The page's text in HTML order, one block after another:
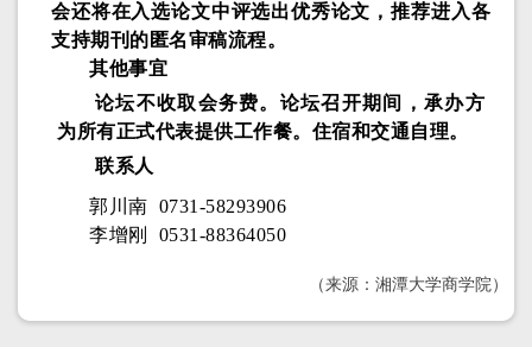
会还将在入选论文中评选出优秀论文，推荐进入各
支持期刊的匿名审稿流程。
其他事宜
论坛不收取会务费。论坛召开期间，承办方
为所有正式代表提供工作餐。住宿和交通自理。
联系人
郭川南 0731-58293906
李增刚 0531-88364050
（来源：湘潭大学商学院）